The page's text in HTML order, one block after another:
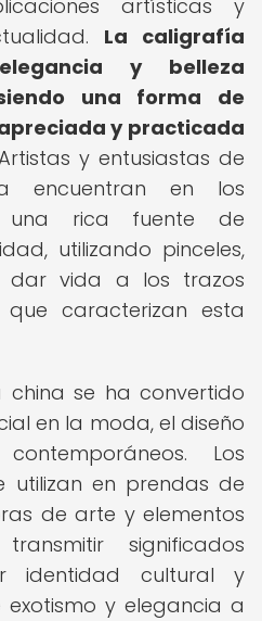
artísticas y
La caligrafía
y belleza
una forma de
y practicada
y entusiastas de
encuentran en los
una rica fuente de
utilizando pinceles,
vida a los trazos
caracterizan esta
china se ha convertido
en la moda, el diseño
Los
utilizan en prendas de
de arte y elementos
significados
identidad cultural y
y elegancia a